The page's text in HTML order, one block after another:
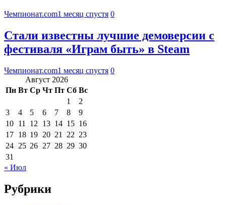
Чемпионат.com1 месяц спустя 0
Стали известны лучшие демоверсии с
фестиваля «Играм быть» в Steam
Чемпионат.com1 месяц спустя 0
Август 2026
Пн Вт Ср Чт Пт Сб Вс
1
2
3
4 5 6 7 8
9
10 11 12 13 14 15 16
17 18 19 20 21 22 23
24 25 26 27 28 29 30
31
« Июл
Рубрики